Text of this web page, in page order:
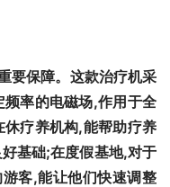
要保障。这款治疗机采
率的电磁场,作用于全
疗养机构,能帮助疗养
基础;在度假基地,对于
客,能让他们快速调整